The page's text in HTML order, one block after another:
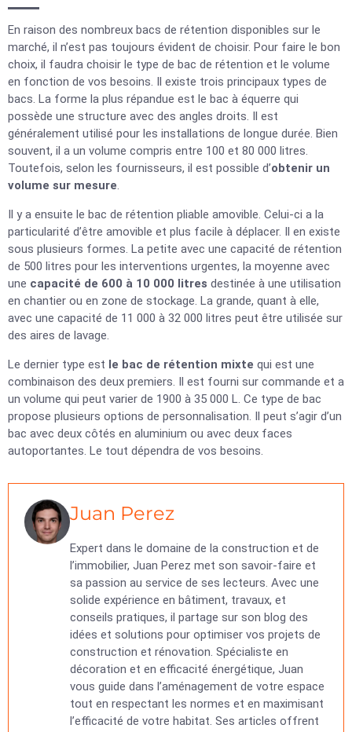
En raison des nombreux bacs de rétention disponibles sur le
marché, il n’est pas toujours évident de choisir. Pour faire le bon
choix, il faudra choisir le type de bac de rétention et le volume
en fonction de vos besoins. Il existe trois principaux types de
bacs. La forme la plus répandue est le bac à équerre qui
possède une structure avec des angles droits. Il est
généralement utilisé pour les installations de longue durée. Bien
souvent, il a un volume compris entre 100 et 80 000 litres.
Toutefois, selon les fournisseurs, il est possible d’obtenir un
volume sur mesure.
Il y a ensuite le bac de rétention pliable amovible. Celui-ci a la
particularité d’être amovible et plus facile à déplacer. Il en existe
sous plusieurs formes. La petite avec une capacité de rétention
de 500 litres pour les interventions urgentes, la moyenne avec
une capacité de 600 à 10 000 litres destinée à une utilisation
en chantier ou en zone de stockage. La grande, quant à elle,
avec une capacité de 11 000 à 32 000 litres peut être utilisée sur
des aires de lavage.
Le dernier type est le bac de rétention mixte qui est une
combinaison des deux premiers. Il est fourni sur commande et a
un volume qui peut varier de 1900 à 35 000 L. Ce type de bac
propose plusieurs options de personnalisation. Il peut s’agir d’un
bac avec deux côtés en aluminium ou avec deux faces
autoportantes. Le tout dépendra de vos besoins.
Juan Perez
Expert dans le domaine de la construction et de
l’immobilier, Juan Perez met son savoir-faire et
sa passion au service de ses lecteurs. Avec une
solide expérience en bâtiment, travaux, et
conseils pratiques, il partage sur son blog des
idées et solutions pour optimiser vos projets de
construction et rénovation. Spécialiste en
décoration et en efficacité énergétique, Juan
vous guide dans l’aménagement de votre espace
tout en respectant les normes et en maximisant
l’efficacité de votre habitat. Ses articles offrent